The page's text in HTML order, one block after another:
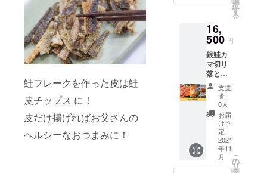
鮭フレークを作った皮は鮭
皮チップス に！
皮だけ揚げればお父さんの
ヘルシーなおつまみに！
値段で 択
す
る
16,
500 円
銀鮭カ
マ切り
落とし
1kg、銀
鮭切り
身 20
切、西
京漬け
1kg、鯖
の燻製6
枚入
り、ち
りめん
支援
者：
0人
お届
け予
定：
2021
年11
月
こ
の
リ